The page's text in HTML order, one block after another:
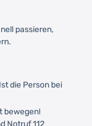
passieren,
Ist die Person bei
bewegen!
Notruf 112